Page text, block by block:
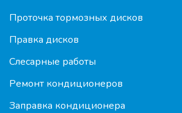
Проточка тормозных дисков
Правка дисков
Слесарные работы
Ремонт кондиционеров
Заправка кондиционера